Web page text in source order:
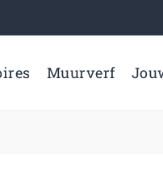
Muurverf